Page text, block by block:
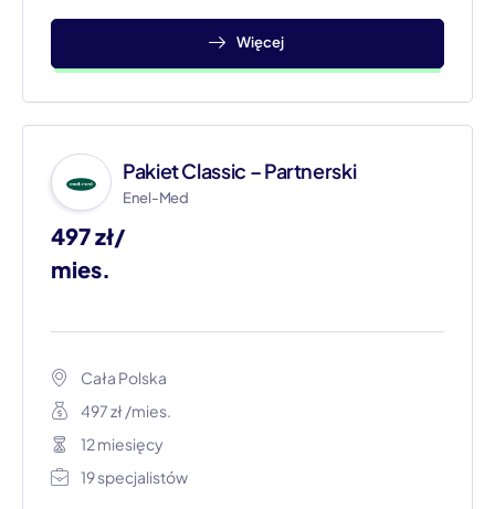
Więcej
Pakiet Classic – Partnerski
Enel-Med
497 zł/
mies.​
Cała Polska
497 zł /mies.
12 miesięcy
19 specjalistów